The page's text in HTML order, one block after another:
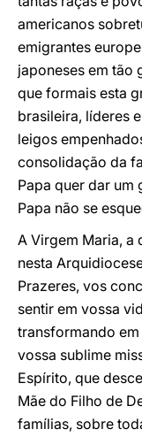
americanos
emigrantes
japoneses em tão
que formais esta
brasileira, líderes
leigos
consolidação da
Papa quer dar um
Papa não se
A Virgem Maria, a
nesta
Prazeres, vos
sentir em vossa
transformando
vossa sublime
Espírito, que
Mãe do Filho de
famílias, sobre